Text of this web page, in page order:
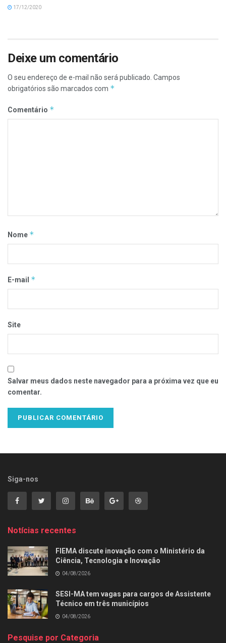
17/12/2020
Deixe um comentário
O seu endereço de e-mail não será publicado. Campos
obrigatórios são marcados com *
Comentário *
Nome *
E-mail *
Site
Salvar meus dados neste navegador para a próxima vez que eu
comentar.
Siga-nos
Notícias recentes
FIEMA discute inovação com o Ministério da
Ciência, Tecnologia e Inovação
04/08/2026
SESI-MA tem vagas para cargos de Assistente
Técnico em três municípios
04/08/2026
Pesquise por Categoria